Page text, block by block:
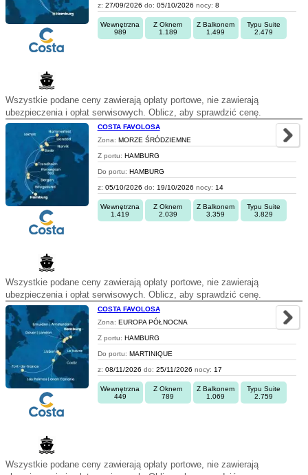
z: 27/09/2026 do: 05/10/2026 nocy: 8
Wewnętrzna
989
Z Oknem
1.189
Z Balkonem
1.499
Typu Suite
2.479
Wszystkie podane ceny zawierają opłaty portowe, nie zawierają
ubezpieczenia i opłat serwisowych. Oblicz, aby sprawdzić cenę.
COSTA FAVOLOSA
Zona: MORZE ŚRÓDZIEMNE
Z portu: HAMBURG
Do portu: HAMBURG
z: 05/10/2026 do: 19/10/2026 nocy: 14
Wewnętrzna
1.419
Z Oknem
2.039
Z Balkonem
3.359
Typu Suite
3.829
Wszystkie podane ceny zawierają opłaty portowe, nie zawierają
ubezpieczenia i opłat serwisowych. Oblicz, aby sprawdzić cenę.
COSTA FAVOLOSA
Zona: EUROPA PÓŁNOCNA
Z portu: HAMBURG
Do portu: MARTINIQUE
z: 08/11/2026 do: 25/11/2026 nocy: 17
Wewnętrzna
449
Z Oknem
789
Z Balkonem
1.069
Typu Suite
2.759
Wszystkie podane ceny zawierają opłaty portowe, nie zawierają